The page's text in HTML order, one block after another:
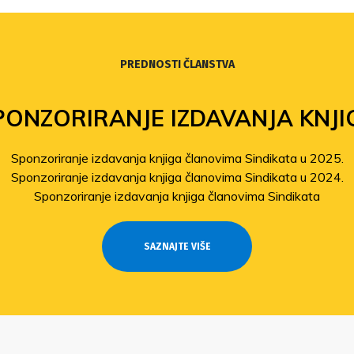
PREDNOSTI ČLANSTVA
IZDAVANJA
Sponzoriranje izdavanja knjiga članovima Sindikata u 2025.
Sponzoriranje izdavanja knjiga članovima Sindikata u 2024.
Sponzoriranje izdavanja knjiga članovima Sindikata
SAZNAJTE VIŠE